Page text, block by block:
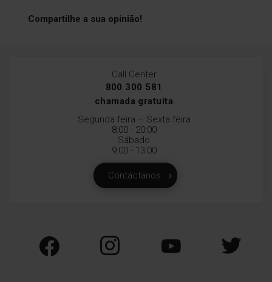
Compartilhe a sua opinião!
Call Center
800 300 581
chamada gratuita
Segunda feira – Sexta feira
8:00 - 20:00
Sábado
9:00 - 13:00
Contáctanos